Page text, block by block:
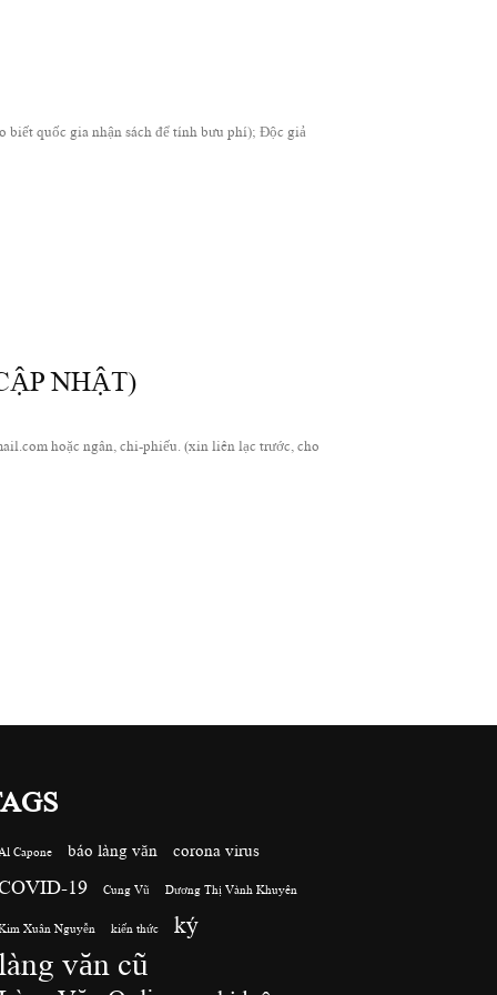
biết quốc gia nhận sách để tính bưu phí); Độc giả
NHẬT)
hoặc ngân, chi-phiếu. (xin liên lạc trước, cho
Capone báo làng văn corona virus
19 Cung Vũ Dương Thị Vành Khuyên
Xuân Nguyễn kiến thức ký
làng văn cũ